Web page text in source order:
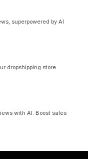
superpowered by AI
dropshipping store
with AI. Boost sales